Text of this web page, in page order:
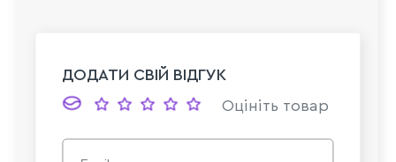
ДОДАТИ СВІЙ ВІДГУК
Оцініть товар